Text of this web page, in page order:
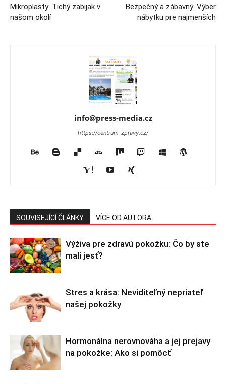
Mikroplasty: Tichý zabijak v
našom okolí
Bezpečný a zábavný: Výber
nábytku pre najmenších
info@press-media.cz
https://centrum-zpravy.cz/
SOUVISEJÍCÍ ČLÁNKY VÍCE OD AUTORA
Výživa pre zdravú pokožku: Čo by ste
mali jesť?
Stres a krása: Neviditeľný nepriateľ
našej pokožky
Hormonálna nerovnováha a jej prejavy
na pokožke: Ako si pomôcť